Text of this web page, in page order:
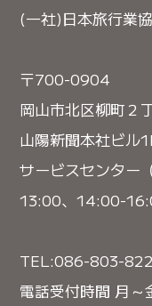
(一社)日本旅行業
〒700-0904
岡山市北区柳町２
山陽新聞本社ビル
サービスセンター
13:00、14:00-
TEL:086-803-
電話受付時間 月